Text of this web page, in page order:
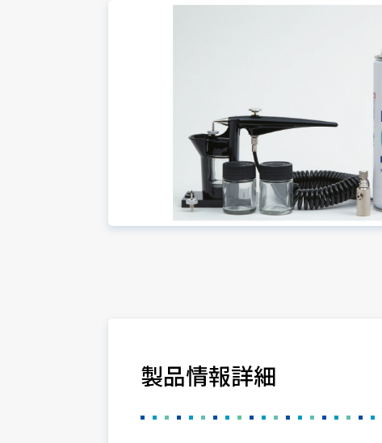
製品情報詳細